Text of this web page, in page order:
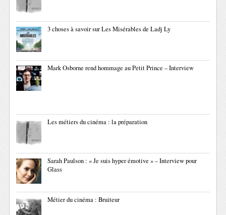
3 choses à savoir sur Les Misérables de Ladj Ly
Mark Osborne rend hommage au Petit Prince – Interview
Les métiers du cinéma : la préparation
Sarah Paulson : « Je suis hyper émotive » – Interview pour
Glass
Métier du cinéma : Bruiteur